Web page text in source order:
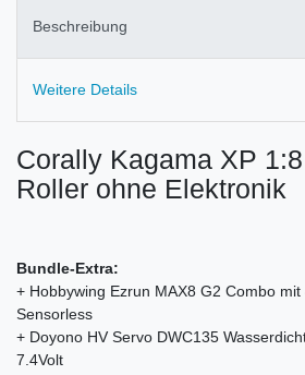
Beschreibung
Weitere Details
Corally Kagama XP
Roller ohne Elektronik
Bundle-Extra:
+ Hobbywing Ezrun MAX8 G2 Combo
Sensorless
+ Doyono HV Servo DWC135
7.4Volt